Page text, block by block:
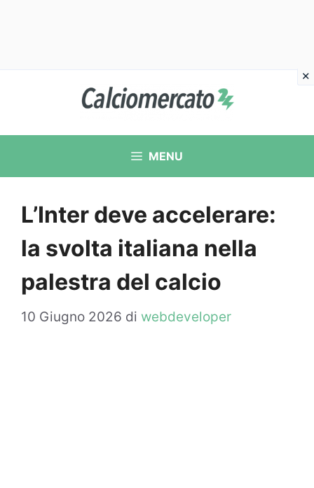
contenuto
MENU
L’Inter deve accelerare:
la svolta italiana nella
palestra del calcio
10 Giugno 2026 di webdeveloper